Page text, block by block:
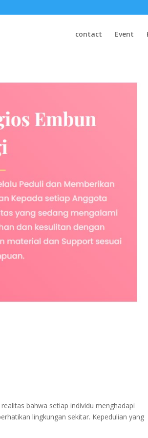
contact Event
bahwa setiap individu menghadapi
lingkungan sekitar. Kepedulian yang